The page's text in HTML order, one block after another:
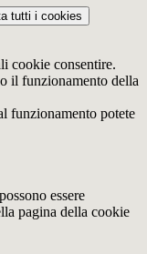
tutti i cookies
cookie consentire.
il funzionamento della
funzionamento potete
essere
pagina della cookie